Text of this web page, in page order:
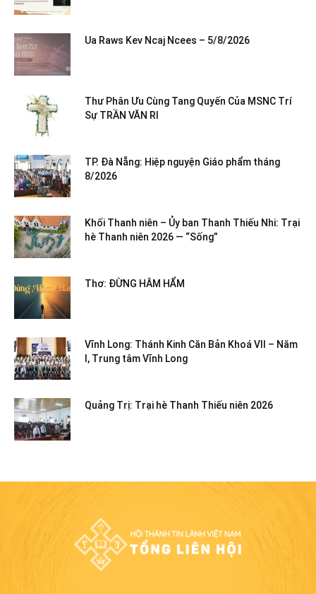
Ua Raws Kev Ncaj Ncees – 5/8/2026
Thư Phân Ưu Cùng Tang Quyến Của MSNC Trí
Sự TRẦN VĂN RI
TP. Đà Nẵng: Hiệp nguyện Giáo phẩm tháng
8/2026
Khối Thanh niên – Ủy ban Thanh Thiếu Nhi: Trại
hè Thanh niên 2026 — “Sống”
Thơ: ĐỪNG HÂM HẨM
Vĩnh Long: Thánh Kinh Căn Bản Khoá VII – Năm
I, Trung tâm Vĩnh Long
Quảng Trị: Trại hè Thanh Thiếu niên 2026